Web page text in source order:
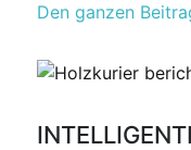
Den ganzen